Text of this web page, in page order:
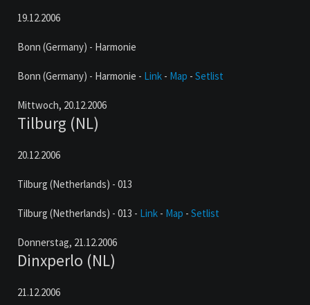
19.12.2006
Bonn (Germany) - Harmonie
Bonn (Germany) - Harmonie - Link- Map - Setlist
Mittwoch, 20.12.2006
Tilburg (NL)
20.12.2006
Tilburg (Netherlands) - 013
Tilburg (Netherlands) - 013 - Link- Map - Setlist
Donnerstag, 21.12.2006
Dinxperlo (NL)
21.12.2006